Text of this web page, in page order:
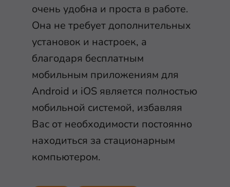
очень удобна и проста в работе.
Она не требует дополнительных
установок и настроек, а
благодаря бесплатным
мобильным приложениям для
Android и iOS является полностью
мобильной системой, избавляя
Вас от необходимости постоянно
находиться за стационарным
компьютером.